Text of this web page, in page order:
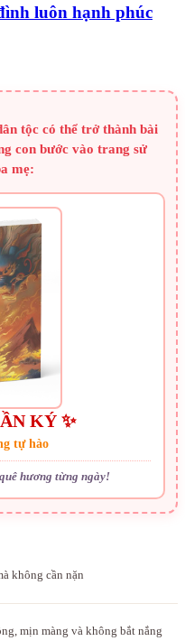
luôn hạnh phúc
tộc có thể trở thành bài
con bước vào trang sử
mẹ:
KÝ ✨
tự hào
hương từng ngày!
không cần nặn
mịn màng và không bắt nắng